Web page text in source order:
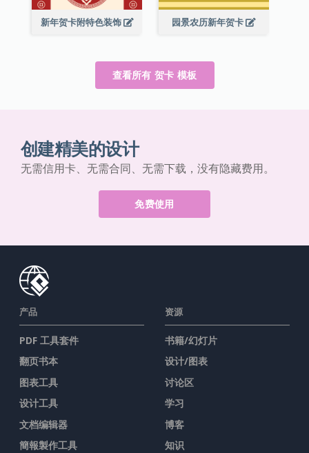
新年贺卡附特色装饰 园景农历新年贺卡
查看所有 贺卡 模板
创建精美的设计
无需信用卡、无需合同、无需下载，没有隐藏费用。
免费使用
产品
PDF 工具套件
翻页书本
图表工具
设计工具
文档编辑器
簡報製作工具
资源
书籍/幻灯片
设计/图表
讨论区
学习
博客
知识